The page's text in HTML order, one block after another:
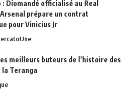
Diomandé officialisé au Real
prépare un contrat
pour Vinicius Jr
Une
meilleurs buteurs de l’histoire des
la Teranga